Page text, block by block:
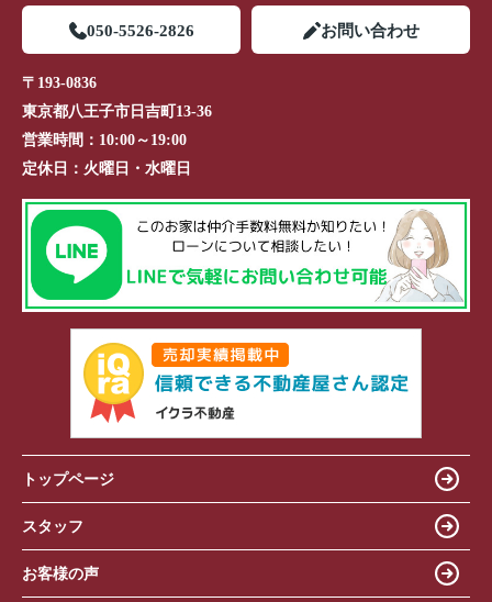
050-5526-2826 お問い合わせ
〒193-0836
東京都八王子市日吉町13-36
営業時間： 10:00～19:00
定休日： 火曜日・水曜日
トップページ
スタッフ
お客様の声